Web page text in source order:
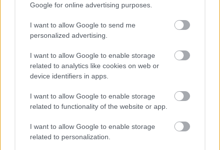
Google for online advertising purposes.
I want to allow Google to send me
personalized advertising.
I want to allow Google to enable storage
related to analytics like cookies on web or
device identifiers in apps.
I want to allow Google to enable storage
related to functionality of the website or app.
I want to allow Google to enable storage
related to personalization.
langd.se, langrenn.com, maastohiihto.com,
proxcskiing.com, SC Play a SC MyPages.
SC MyPages – Všechny výsledky Ski
Classics na jednom místě
Přístup k veškerému obsahu
SC Play – živé vysílání